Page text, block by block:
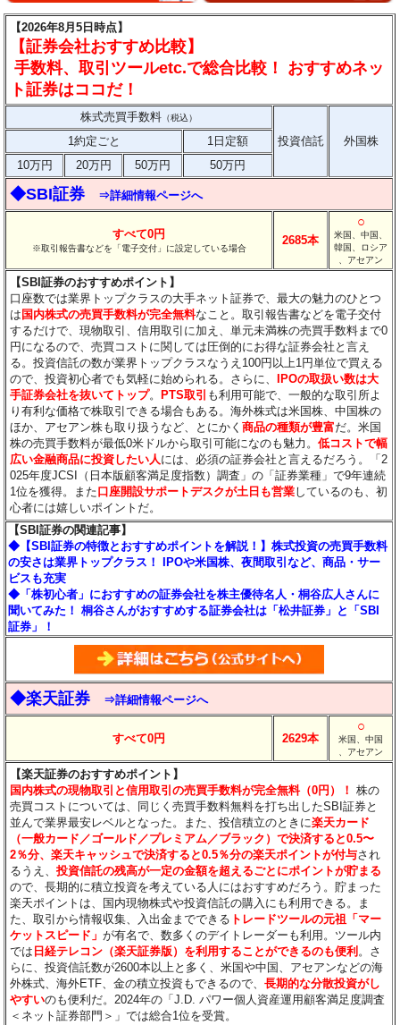
【2026年8月5日時点】
【証券会社おすすめ比較】
手数料、取引ツールetc.で総合比較！ おすすめネッ
ト証券はココだ！
株式売買手数料 （税込）
投資信託 外国株
1約定ごと
1日定額
10万円
20万円 50万円 50万円
◆SBI証券 ⇒詳細情報ページへ
すべて0円
※取引報告書などを「電子交付」に設定している場合
2685本
○
米国、中国、
韓国、ロシア
、アセアン
【SBI証券のおすすめポイント】
口座数では業界トップクラスの大手ネット証券で、最大の魅力のひとつ
は 国内株式の売買手数料が完全無料なこと。取引報告書などを電子交付
するだけで、現物取引、信用取引に加え、単元未満株の売買手数料まで0
円になるので、売買コストに関しては圧倒的にお得な証券会社と言え
る。投資信託の数が業界トップクラスなうえ100円以上1円単位で買える
ので、投資初心者でも気軽に始められる。さらに、
IPOの取扱い数は大
手証券会社を抜いてトップ。 PTS取引 も利用可能で、一般的な取引所よ
り有利な価格で株取引できる場合もある。海外株式は米国株、中国株の
ほか、アセアン株も取り扱うなど、とにかく商品の種類が豊富だ。米国
株の売買手数料が最低0米ドルから取引可能になのも魅力。低コストで幅
広い金融商品に投資したい人には、必須の証券会社と言えるだろう。「2
025年度JCSI（日本版顧客満足度指数）調査」の「証券業種」で9年連続
1位を獲得。また口座開設サポートデスクが土日も営業しているのも、初
心者には嬉しいポイントだ。
【SBI証券の関連記事】
◆【SBI証券の特徴とおすすめポイントを解説！】株式投資の売買手数料
の安さは業界トップクラス！ IPOや米国株、夜間取引など、商品・サー
ビスも充実
◆「株初心者」におすすめの証券会社を株主優待名人・桐谷広人さんに
聞いてみた！ 桐谷さんがおすすめする証券会社は「松井証券」と「SBI
証券」！
◆楽天証券 ⇒詳細情報ページへ
すべて0円 2629本
○
米国、中国
、アセアン
【楽天証券のおすすめポイント】
国内株式の現物取引と信用取引の売買手数料が完全無料（0円）！ 株の
売買コストについては、同じく売買手数料無料を打ち出したSBI証券と
並んで業界最安レベルとなった。また、投信積立のときに楽天カード
（一般カード／ゴールド／プレミアム／ブラック）で決済すると0.5〜
2％分、楽天キャッシュで決済すると0.5％分の楽天ポイントが付与され
るうえ、投資信託の残高が一定の金額を超えるごとにポイントが貯まる
ので、長期的に積立投資を考えている人にはおすすめだろう。貯まった
楽天ポイントは、国内現物株式や投資信託の購入にも利用できる。ま
た、取引から情報収集、入出金までできる トレードツールの元祖「マー
ケットスピード」が有名で、数多くのデイトレーダーも利用。ツール内
では 日経テレコン（楽天証券版）を利用することができるのも便利 。さ
らに、投資信託数が2600本以上と多く、米国や中国、アセアンなどの海
外株式、海外ETF、金の積立投資もできるので、長期的な分散投資がし
やすいのも便利だ。2024年の「J.D. パワー個人資産運用顧客満足度調査
＜ネット証券部門＞」では総合1位を受賞。